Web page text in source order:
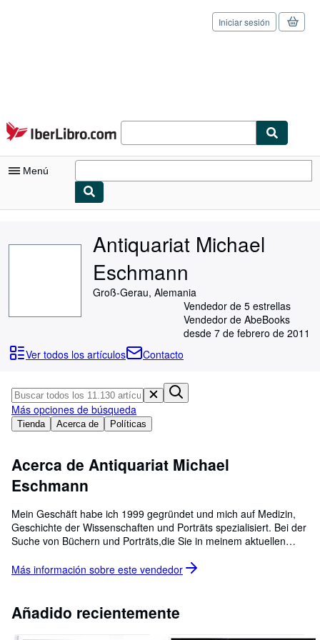
Pasar al contenido principal
IberLibro.com
Iniciar sesión
Menú
Consultar mis pedidos
Búsqueda avanzada
Colecciones
Libros antiguos
Vendedores
Comenzar a vender
CERRAR
Antiquariat Michael
Eschmann
Groß-Gerau, Alemania
Vendedor de 5 estrellas
Vendedor de AbeBooks
desde 7 de febrero de 2011
Ver todos los artículos
Contacto
Tienda Acerca de Políticas
Más opciones de búsqueda
Acerca de Antiquariat Michael
Eschmann
Mein Geschäft habe ich 1999 gegründet und mich auf Medizin,
Geschichte der Wissenschaften und Porträts spezialisiert. Bei der
Suche von Büchern und Porträts,die Sie in meinem aktuellen
Suchdienst weiter zu helfen. Senden Sie mir hierzu bitte Ihre
unverbindlich meinen monatlichen Newsletter zu abonnieren, der
über Neuerwerbungen meines Antiquariats informiert. Bitte
nehmen Sie hierzu ebenfalls Kontakt per E-Mail oder auf dem
Más información sobre este vendedor
Añadido recientemente